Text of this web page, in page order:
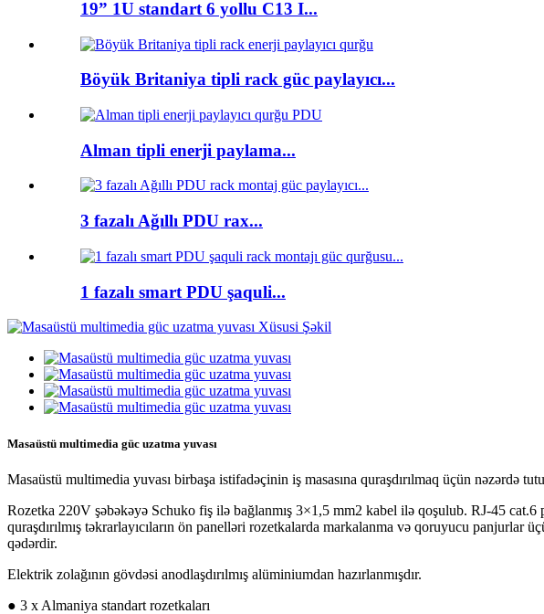
19” 1U standart 6 yollu C13 I...
Böyük Britaniya tipli rack güc paylayıcı...
Alman tipli enerji paylama...
3 fazalı Ağıllı PDU rax...
1 fazalı smart PDU şaquli...
Masaüstü multimedia güc uzatma yuvası
Masaüstü multimedia yuvası birbaşa istifadəçinin iş masasına quraşdırılmaq üçün nəzərdə
Rozetka 220V şəbəkəyə Schuko fiş ilə bağlanmış 3×1,5 mm2 kabel ilə qoşulub. RJ-45
quraşdırılmış təkrarlayıcıların ön panelləri rozetkalarda markalanma və qoruyucu
qədərdir.
Elektrik zolağının gövdəsi anodlaşdırılmış alüminiumdan hazırlanmışdır.
● 3 x Almaniya standart rozetkaları